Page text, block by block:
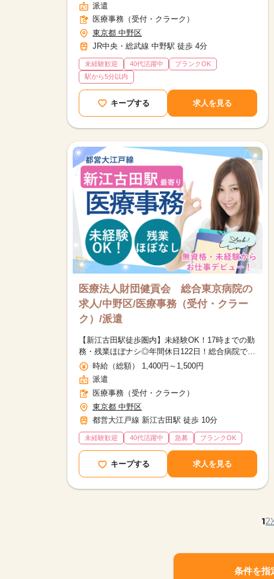
派遣
医療事務（受付・クラーク）
東京都 中野区
JR中央・総武線 中野駅 徒歩 4分
未経験歓迎 40代活躍中
ブランクOK
駅から5分以内
キープする 求人を見る
医療法人財団健貢会 総合東京病院の
求人/中野区/医療事務（受付・クラー
ク）/派遣
【新江古田駅徒歩圏内】未経験OK！17時までの勤
務・残業ほぼナシ◎年間休日122日！総合病院で受
付事務デビュー♪
時給（総額） 1,400円～1,500円
派遣
医療事務（受付・クラーク）
東京都 中野区
都営大江戸線 新江古田駅 徒歩 10分
未経験歓迎 40代活躍中 急募 ブランクOK
キープする 求人を見る
12
条件を指